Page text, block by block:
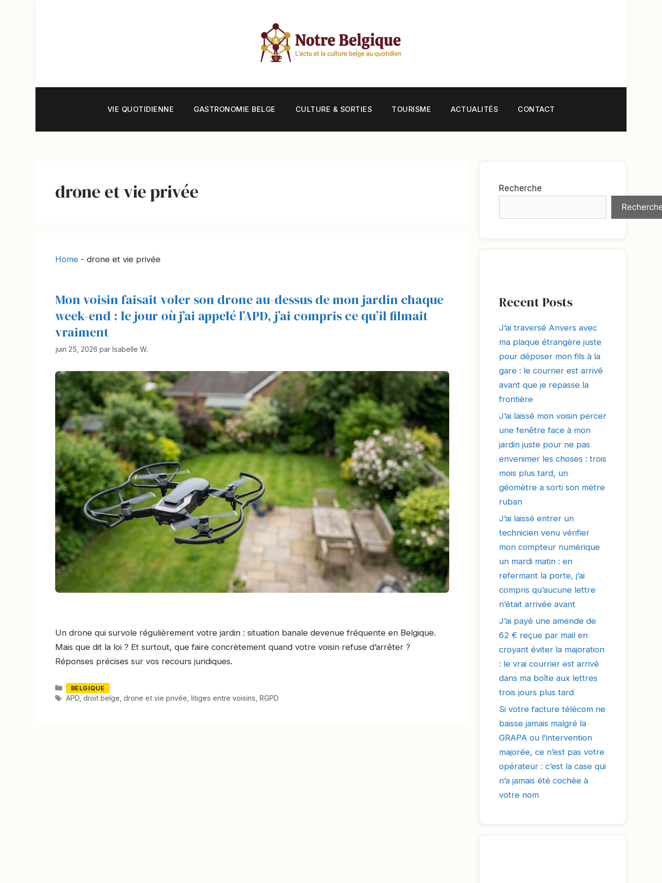
VIE QUOTIDIENNE GASTRONOMIE BELGE CULTURE & SORTIES TOURISME ACTUALITÉS CONTACT
drone et vie privée
Home - drone et vie privée
Mon voisin faisait voler son drone au-dessus de mon jardin chaque
week-end : le jour où j’ai appelé l’APD, j’ai compris ce qu’il filmait
vraiment
juin 25, 2026 par Isabelle W.
Un drone qui survole régulièrement votre jardin : situation banale devenue fréquente en Belgique.
Mais que dit la loi ? Et surtout, que faire concrètement quand votre voisin refuse d’arrêter ?
Réponses précises sur vos recours juridiques.
Catégories
BELGIQUE
Mots-
APD, droit belge drone et vie privée litiges entre voisins RGPD
Recherche
Recent Posts
J’ai traversé Anvers avec
ma plaque étrangère juste
pour déposer mon fils à la
gare : le courrier est arrivé
avant que je repasse la
frontière
J’ai laissé mon voisin percer
une fenêtre face à mon
jardin juste pour ne pas
envenimer les choses : trois
mois plus tard, un
géomètre a sorti son mètre
ruban
J’ai laissé entrer un
technicien venu vérifier
mon compteur numérique
un mardi matin : en
refermant la porte, j’ai
compris qu’aucune lettre
n’était arrivée avant
J’ai payé une amende de
62 € reçue par mail en
croyant éviter la majoration
: le vrai courrier est arrivé
dans ma boîte aux lettres
trois jours plus tard
Si votre facture télécom ne
baisse jamais malgré la
GRAPA ou l’intervention
majorée, ce n’est pas votre
opérateur : c’est la case qui
n’a jamais été cochée à
votre nom